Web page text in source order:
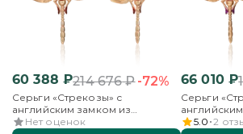
60 388 ₽214 676₽-72%
Серьги «Стрекозы» с
английским замком из
красного золота с гранатом и
Нет оценок
66 010₽
Серьги
красного
5.0 2